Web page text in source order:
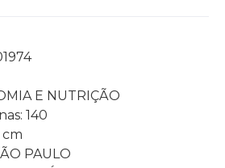
E NUTRIÇÃO
140
cm
PAULO